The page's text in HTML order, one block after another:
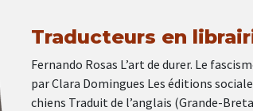
Traducteurs en
Fernando Rosas L’art de durer. Le
par Clara Domingues Les éditions
chiens Traduit de l’anglais (Grande-